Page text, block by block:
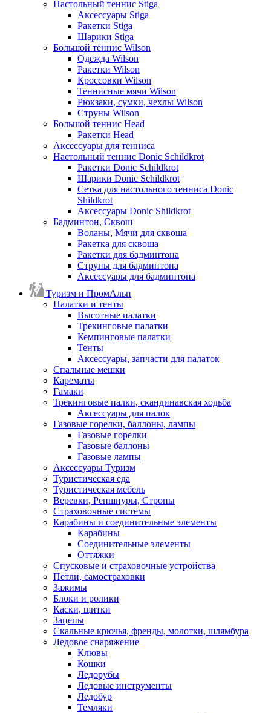
Настольный теннис Stiga
Аксессуары Stiga
Ракетки Stiga
Шарики Stiga
Большой теннис Wilson
Одежда Wilson
Ракетки Wilson
Кроссовки Wilson
Теннисные мячи Wilson
Рюкзаки, сумки, чехлы Wilson
Струны Wilson
Большой теннис Head
Ракетки Head
Аксессуары для тенниса
Настольный теннис Donic Schildkrot
Ракетки Donic Schildkrot
Шарики Donic Schildkrot
Сетка для настольного тенниса Donic
Shildkrot
Аксессуары Donic Shildkrot
Бадминтон, Сквош
Воланы, Мячи для сквоша
Ракетка для сквоша
Ракетки для бадминтона
Струны для бадминтона
Аксессуары для бадминтона
Туризм и ПромАльп
Палатки и тенты
Высотные палатки
Трекинговые палатки
Кемпинговые палатки
Тенты
Аксессуары, запчасти для палаток
Спальные мешки
Карематы
Гамаки
Трекинговые палки, скандинавская ходьба
Аксессуары для палок
Газовые горелки, баллоны, лампы
Газовые горелки
Газовые баллоны
Газовые лампы
Аксессуары Туризм
Туристическая еда
Туристическая мебель
Веревки, Репшнуры, Стропы
Страховочные системы
Карабины и соединительные элементы
Карабины
Соединительные элементы
Оттяжки
Спусковые и страховочные устройства
Петли, самостраховки
Зажимы
Блоки и ролики
Каски, щитки
Зацепы
Скальные крючья, френды, молотки, шлямбура
Ледовое снаряжение
Клювы
Кошки
Ледорубы
Ледовые инструменты
Ледобур
Темляки